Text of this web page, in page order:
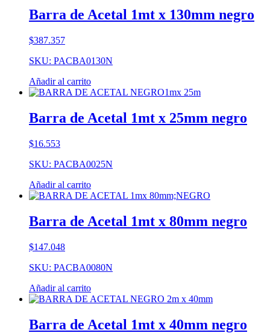
Barra de Acetal 1mt x 130mm negro
$387.357
SKU: PACBA0130N
Añadir al carrito
Barra de Acetal 1mt x 25mm negro
$16.553
SKU: PACBA0025N
Añadir al carrito
Barra de Acetal 1mt x 80mm negro
$147.048
SKU: PACBA0080N
Añadir al carrito
Barra de Acetal 1mt x 40mm negro